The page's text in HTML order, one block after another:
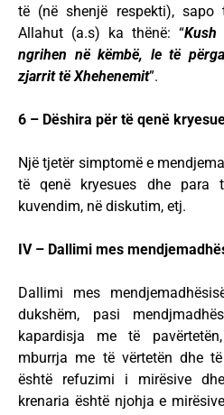
të (në shenjë respekti),
Allahut (a.s) ka thënë: “
ngrihen në këmbë, le të
zjarrit të Xhehenemit”.
6 – Dëshira për të qenë
Një tjetër simptomë e
të qenë kryesues dhe para
kuvendim, në diskutim, etj.
IV – Dallimi mes
Dallimi mes
dukshëm, pasi
kapardisja me të
mburrja me të vërtetën dhe
është refuzimi i mirësive
krenaria është njohja e